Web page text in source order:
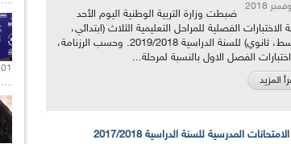
ضبطت وزارة التربية الوطنية اليوم الأحد
الاختبارات الفصلية للمراحل التعليمية الثلاث (ابتدائي،
متوسط، ثانوي) للسنة الدراسية 2019/2018. وحسب الرزنامة،
الفصل الاول بالنسبة لمرحلة...
المزيد
المدرسية للسنة الدراسية 2017/2018
01 يونيو 2021 |